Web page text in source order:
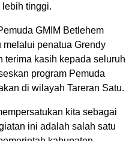
tinggi.
GMIM Betlehem
melalui penatua Grendy
terima kasih kepada seluruh
program Pemuda
di wilayah Tareran Satu.
kita sebagai
ini adalah salah satu